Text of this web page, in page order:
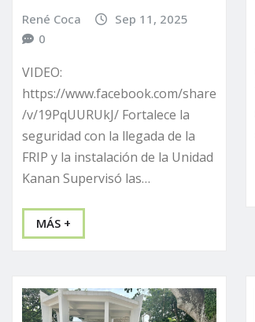
René Coca
Sep 11, 2025
0
VIDEO:
https://www.facebook.com/share
/v/19PqUURUkJ/ Fortalece la
seguridad con la llegada de la
FRIP y la instalación de la Unidad
Kanan Supervisó las…
MÁS +